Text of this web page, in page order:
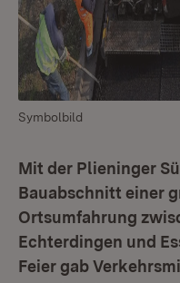
Symbolbild
Mit der Plieninger
Bauabschnitt einer
Ortsumfahrung
Echterdingen und
Feier gab